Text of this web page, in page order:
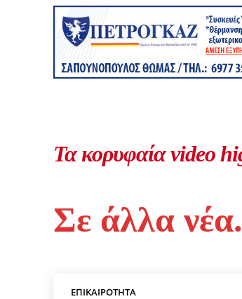
Τα κορυφαία video
Σε άλλα
ΕΠΙΚΑΙΡΌΤΗΤΑ